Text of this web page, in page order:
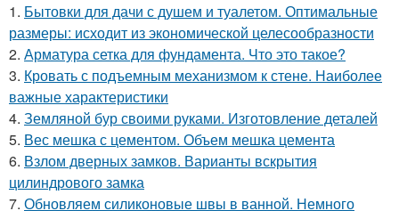
1. Бытовки для дачи с душем и туалетом. Оптимальные
размеры: исходит из экономической целесообразности
2. Арматура сетка для фундамента. Что это такое?
3. Кровать с подъемным механизмом к стене. Наиболее
важные характеристики
4. Земляной бур своими руками. Изготовление деталей
5. Вес мешка с цементом. Объем мешка цемента
6. Взлом дверных замков. Варианты вскрытия
цилиндрового замка
7. Обновляем силиконовые швы в ванной. Немного